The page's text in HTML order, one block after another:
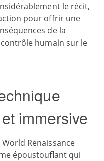
le récit,
pour offrir une
de la
humain sur le
immersive
Renaissance
époustouflant qui